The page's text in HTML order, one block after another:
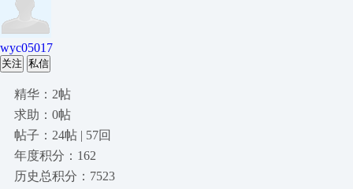
wyc05017
关注 私信
精华：2帖
求助：0帖
帖子：24帖 | 57回
年度积分：162
历史总积分：7523